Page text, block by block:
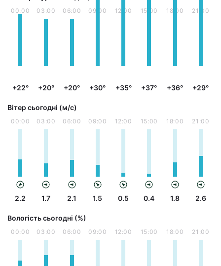
00:00
+22°
03:00
+20°
06:00
+20°
09:00
+30°
12:00
+35°
15:00
+37°
18:00
+36°
21:00
+29°
Вітер сьогодні (м/с)
00:00
2.2
03:00
1.7
06:00
2.1
09:00
1.5
12:00
0.5
15:00
0.4
18:00
1.8
21:00
2.6
Вологість сьогодні (%)
00:00 03:00 06:00 09:00 12:00 15:00 18:00 21:00